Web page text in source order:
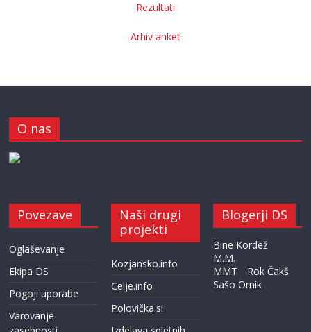
Rezultati
Arhiv anket
O nas
Povezave
Oglaševanje
Ekipa DS
Pogoji uporabe
Varovanje
Naši drugi
projekti
Kozjansko.info
Celje.info
Polovička.si
Blogerji DS
Bine Kordež
M.M.
MMT
Rok Čakš
Sašo Ornik